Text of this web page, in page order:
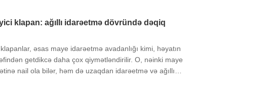
klapan: ağıllı idarəetmə dövründə dəqiq
əsas maye idarəetmə avadanlığı kimi, həyatın
getdikcə daha çox qiymətləndirilir. O, nəinki maye
nail ola bilər, həm də uzaqdan idarəetmə və ağıllı
malikdir.